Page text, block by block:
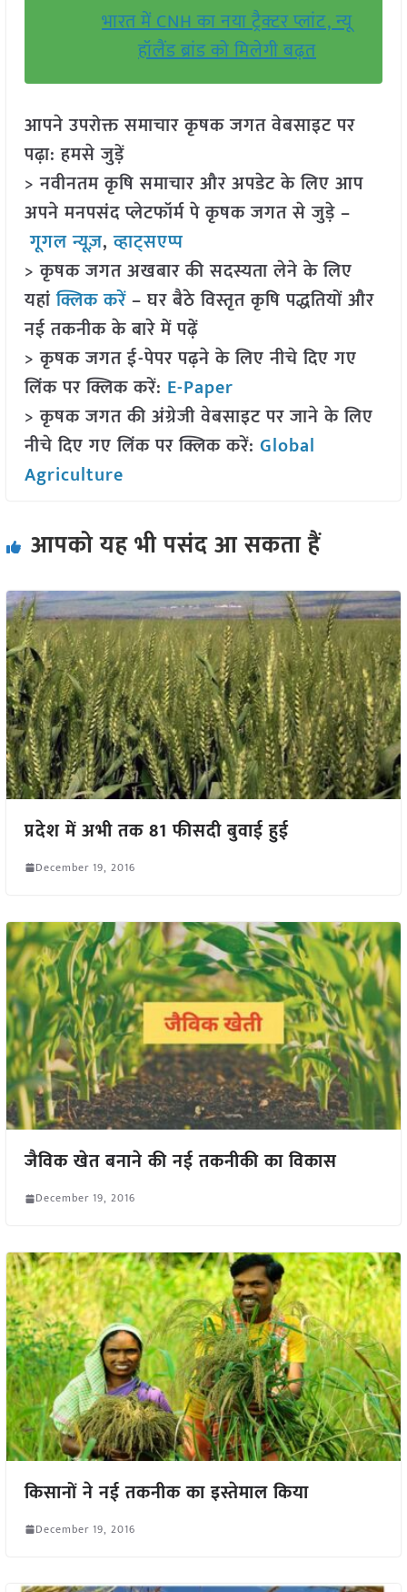
भारत में CNH का नया ट्रैक्टर प्लांट, न्यू
हॉलैंड ब्रांड को मिलेगी बढ़त
आपने उपरोक्त समाचार कृषक जगत वेबसाइट पर
पढ़ा: हमसे जुड़ें
> नवीनतम कृषि समाचार और अपडेट के लिए आप
अपने मनपसंद प्लेटफॉर्म पे कृषक जगत से जुड़े –
गूगल न्यूज़,व्हाट्सएप्प
> कृषक जगत अखबार की सदस्यता लेने के लिए
यहांक्लिक करें– घर बैठे विस्तृत कृषि पद्धतियों और
नई तकनीक के बारे में पढ़ें
> कृषक जगत ई-पेपर पढ़ने के लिए नीचे दिए गए
लिंक पर क्लिक करें: E-Paper
> कृषक जगत की अंग्रेजी वेबसाइट पर जाने के लिए
नीचे दिए गए लिंक पर क्लिक करें: Global
Agriculture
आपको यह भी पसंद आ सकता हैं
प्रदेश में अभी तक 81 फीसदी बुवाई हुई
December 19, 2016
जैविक खेत बनाने की नई तकनीकी का विकास
December 19, 2016
किसानों ने नई तकनीक का इस्तेमाल किया
December 19, 2016